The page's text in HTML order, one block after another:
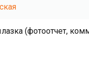
(фотоотчет,